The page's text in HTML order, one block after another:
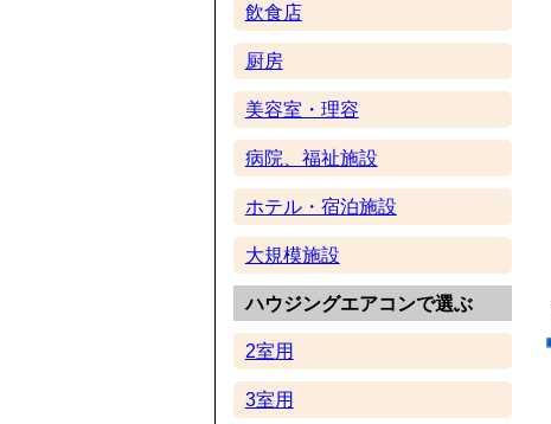
飲食店
厨房
美容室・理容
病院、福祉施設
ホテル・宿泊施設
大規模施設
ハウジングエアコンで選ぶ
2室用
3室用